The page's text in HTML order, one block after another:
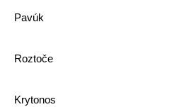
Pavúk
Roztoče
Krytonos